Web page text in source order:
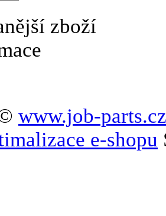
zboží
www.job-parts.cz
e-shopu